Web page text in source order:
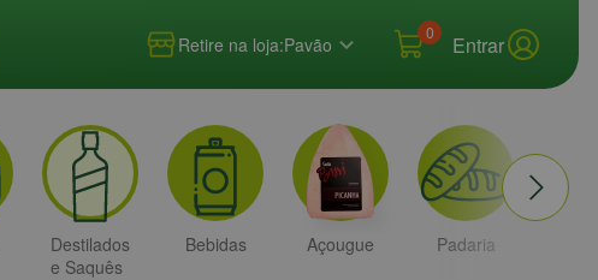
Retire na loja:Pavão
0 Entrar
Destilados
e Saquês
Bebidas Açougue Padaria